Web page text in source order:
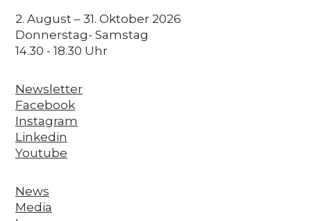
2. August – 31. Oktober 2026
Donnerstag- Samstag
14.30 - 18.30 Uhr
Newsletter
Facebook
Instagram
Linkedin
Youtube
News
Media